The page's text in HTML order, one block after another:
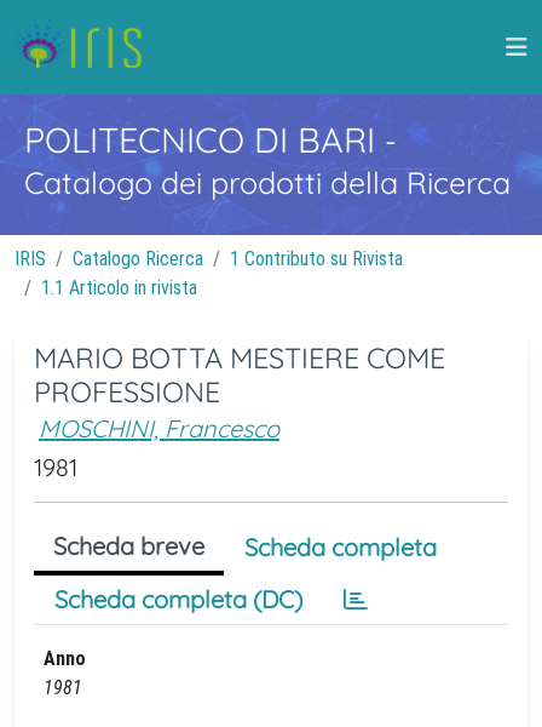
POLITECNICO DI BARI -
Catalogo dei prodotti della Ricerca
IRIS Catalogo Ricerca
1 Contributo su Rivista
1.1 Articolo in rivista
MARIO BOTTA MESTIERE COME
PROFESSIONE
MOSCHINI, Francesco
1981
Scheda breve
Scheda completa
Scheda completa (DC)
Anno
1981